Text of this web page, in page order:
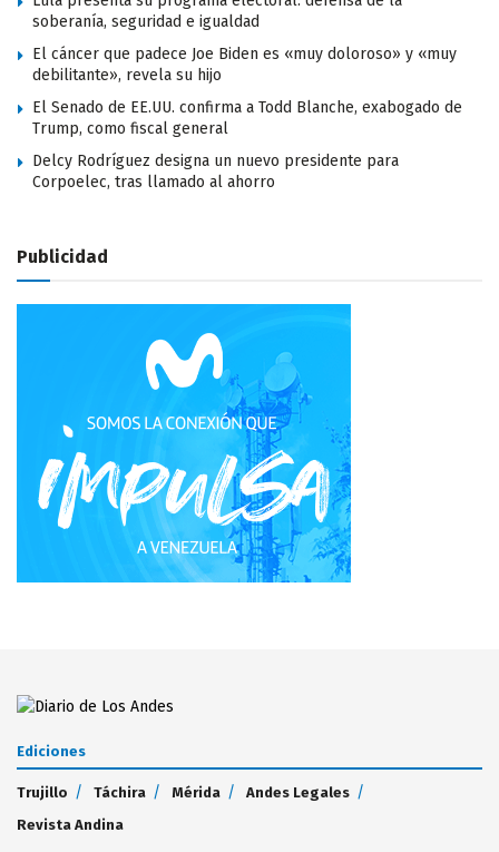
soberanía, seguridad e igualdad
El cáncer que padece Joe Biden es «muy doloroso» y «muy
debilitante», revela su hijo
El Senado de EE.UU. confirma a Todd Blanche, exabogado de
Trump, como fiscal general
Delcy Rodríguez designa un nuevo presidente para
Corpoelec, tras llamado al ahorro
Publicidad
Ediciones
Trujillo Táchira Mérida
Andes Legales
Revista Andina